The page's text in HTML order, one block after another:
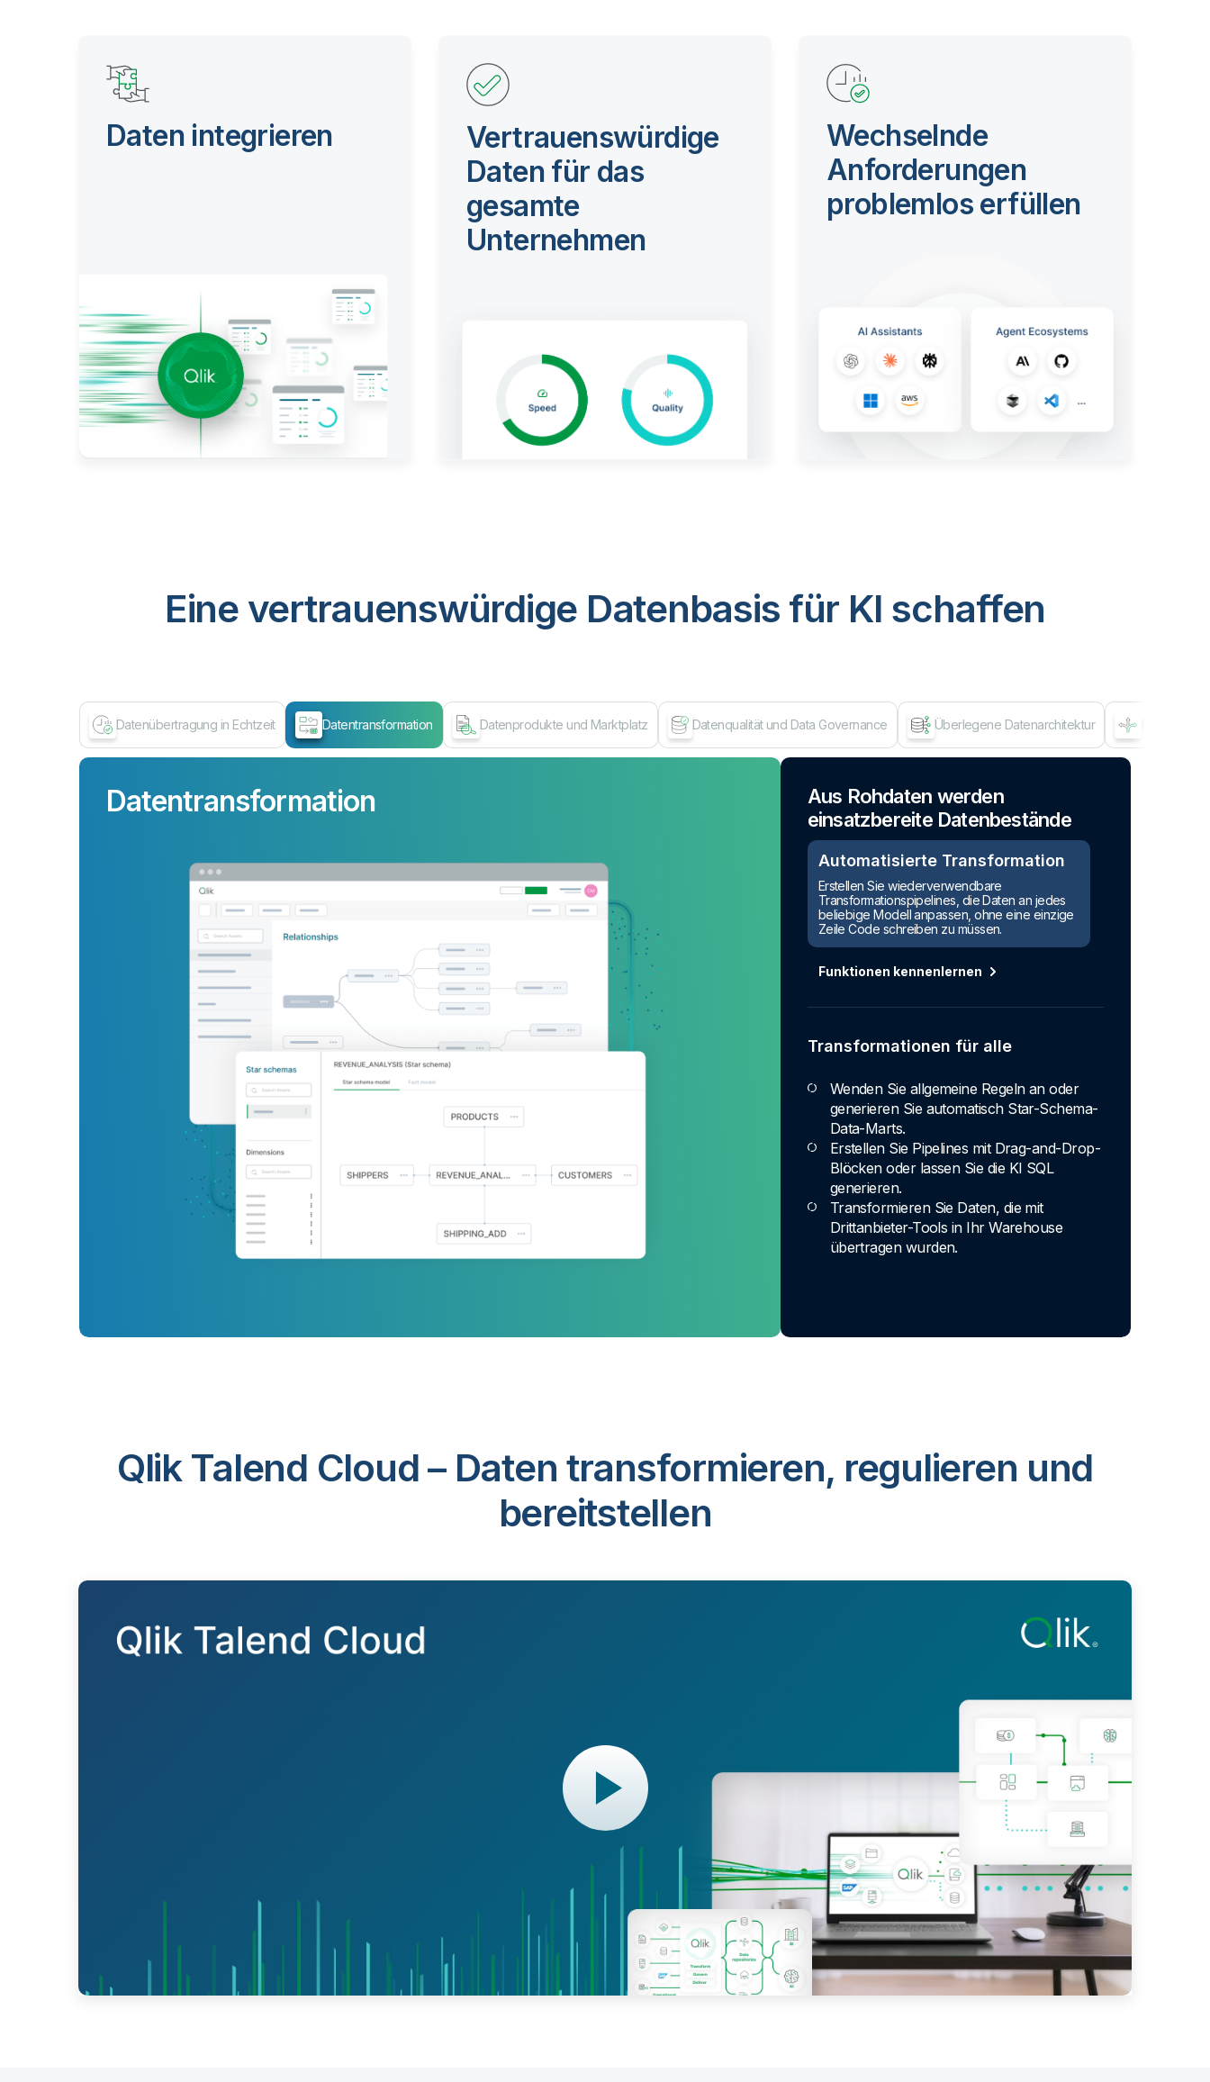
Daten integrieren
Vertrauenswürdige
Daten für das
gesamte
Unternehmen
Wechselnde
Anforderungen
problemlos erfüllen
Eine vertrauenswürdige Datenbasis für KI schaffen
Datenübertragung in Echtzeit Datentransformation Datenprodukte und Marktplatz Datenqualität und Data Governance Überlegene Datenarchitektur
Datentransformation
Aus Rohdaten werden
einsatzbereite Datenbestände
Automatisierte Transformation
Erstellen Sie wiederverwendbare
Transformationspipelines, die Daten an jedes
beliebige Modell anpassen, ohne eine einzige
Zeile Code schreiben zu müssen.
Funktionen kennenlernen
Transformationen für alle
Wenden Sie allgemeine Regeln an oder
generieren Sie automatisch Star-Schema-
Data-Marts.
Erstellen Sie Pipelines mit Drag-and-Drop-
Blöcken oder lassen Sie die KI SQL
generieren.
Transformieren Sie Daten, die mit
Drittanbieter-Tools in Ihr Warehouse
übertragen wurden.
Qlik Talend Cloud – Daten transformieren, regulieren und
bereitstellen